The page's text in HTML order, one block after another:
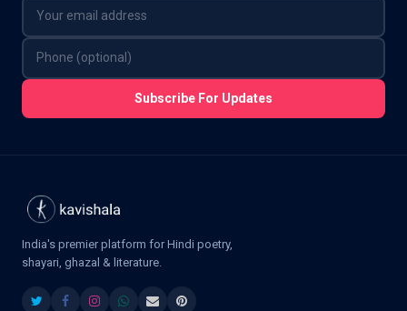
Subscribe For Updates
India's premier platform for Hindi poetry,
shayari, ghazal & literature.